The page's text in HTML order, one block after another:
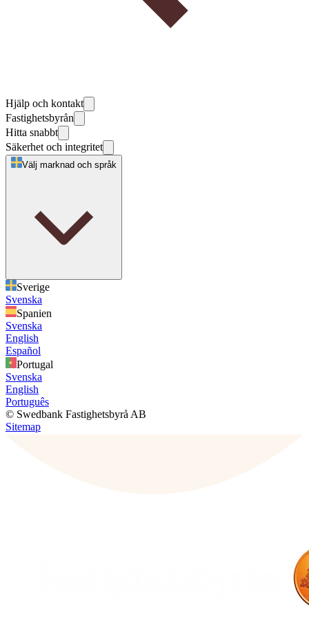
Hjälp och kontakt
Fastighetsbyrån
Hitta snabbt
Säkerhet och integritet
Välj marknad och språk
Sverige
Svenska
Spanien
Svenska
English
Español
Portugal
Svenska
English
Português
© Swedbank Fastighetsbyrå AB
Sitemap